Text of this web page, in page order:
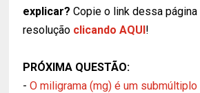
explicar? Copie o link dessa
resolução clicando AQUI!
PRÓXIMA QUESTÃO:
-O miligrama (mg) é um submúltiplo